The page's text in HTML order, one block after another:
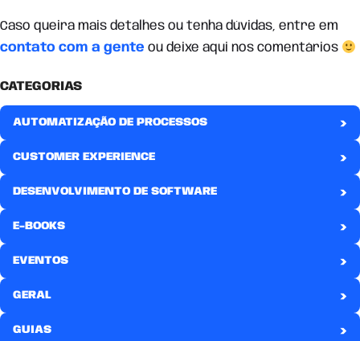
Caso queira mais detalhes ou tenha dúvidas, entre em
contato com a gente ou deixe aqui nos comentários
CATEGORIAS
AUTOMATIZAÇÃO DE PROCESSOS ›
CUSTOMER EXPERIENCE ›
DESENVOLVIMENTO DE SOFTWARE ›
E-BOOKS ›
EVENTOS ›
GERAL ›
GUIAS ›